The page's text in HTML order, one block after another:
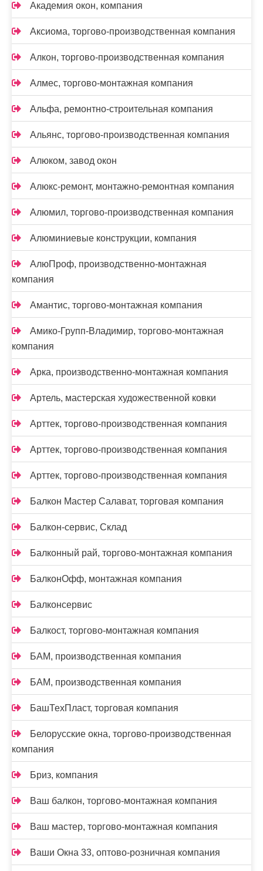
Академия окон, компания
Аксиома, торгово-производственная компания
Алкон, торгово-производственная компания
Алмес, торгово-монтажная компания
Альфа, ремонтно-строительная компания
Альянс, торгово-производственная компания
Алюком, завод окон
Алюкс-ремонт, монтажно-ремонтная компания
Алюмил, торгово-производственная компания
Алюминиевые конструкции, компания
АлюПроф, производственно-монтажная
компания
Амантис, торгово-монтажная компания
Амико-Групп-Владимир, торгово-монтажная
компания
Арка, производственно-монтажная компания
Артель, мастерская художественной ковки
Арттек, торгово-производственная компания
Арттек, торгово-производственная компания
Арттек, торгово-производственная компания
Балкон Мастер Салават, торговая компания
Балкон-сервис, Склад
Балконный рай, торгово-монтажная компания
БалконОфф, монтажная компания
Балконсервис
Балкост, торгово-монтажная компания
БАМ, производственная компания
БАМ, производственная компания
БашТехПласт, торговая компания
Белорусские окна, торгово-производственная
компания
Бриз, компания
Ваш балкон, торгово-монтажная компания
Ваш мастер, торгово-монтажная компания
Ваши Окна 33, оптово-розничная компания